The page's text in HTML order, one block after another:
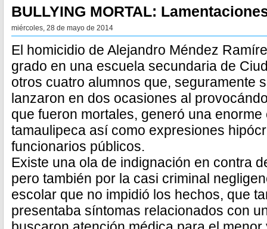
BULLYING MORTAL:
miércoles, 28 de mayo de 2014
El homicidio de Alejandro Méndez
grado en una escuela secundaria de
otros cuatro alumnos que, seguramente
lanzaron en dos ocasiones al
que fueron mortales, generó una
tamaulipeca así como expresiones
funcionarios públicos.
Existe una ola de indignación en contra
pero también por la casi criminal
escolar que no impidió los hechos, que
presentaba síntomas relacionados con